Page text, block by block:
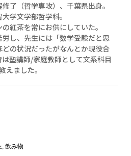
了（哲学専攻）、千葉県出身。
学文学部哲学科。
紅茶を常にお供にしていた。
し、先生には「数学受験だと思
の状況だったがなんとか現役合
塾講師/家庭教師として文系科目
えました。
, 飲み物